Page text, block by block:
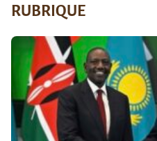
RUBRIQUE